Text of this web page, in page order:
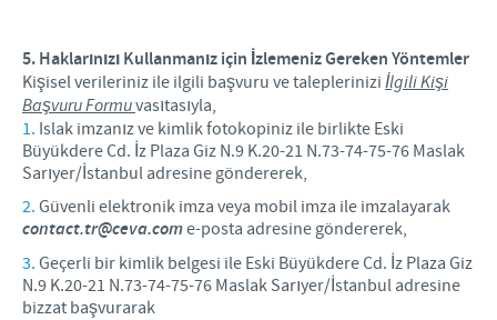
5. Haklarınızı Kullanmanız için İzlemeniz Gereken Yöntemler
Kişisel verileriniz ile ilgili başvuru ve taleplerinizi İlgili Kişi
Başvuru Formuvasıtasıyla,
Islak imzanız ve kimlik fotokopiniz ile birlikte Eski
Büyükdere Cd. İz Plaza Giz N.9 K.20-21 N.73-74-75-76 Maslak
Sarıyer/İstanbul adresine göndererek,
Güvenli elektronik imza veya mobil imza ile imzalayarak
contact.tr@ceva.come-posta adresine göndererek,
Geçerli bir kimlik belgesi ile Eski Büyükdere Cd. İz Plaza Giz
N.9 K.20-21 N.73-74-75-76 Maslak Sarıyer/İstanbul adresine
bizzat başvurarak